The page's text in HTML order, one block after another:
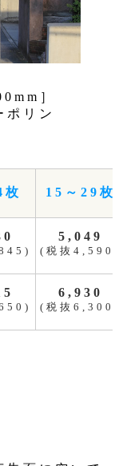
］
ポリン
枚 15～29枚
5,049
(税抜
6,930
(税抜